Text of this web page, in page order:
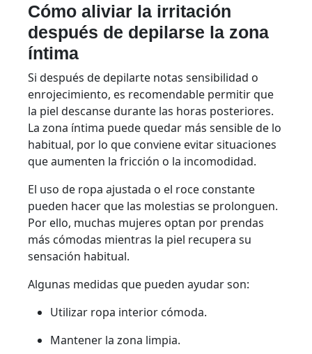
Cómo aliviar la irritación
después de depilarse la zona
íntima
Si después de depilarte notas sensibilidad o
enrojecimiento, es recomendable permitir que
la piel descanse durante las horas posteriores.
La zona íntima puede quedar más sensible de lo
habitual, por lo que conviene evitar situaciones
que aumenten la fricción o la incomodidad.
El uso de ropa ajustada o el roce constante
pueden hacer que las molestias se prolonguen.
Por ello, muchas mujeres optan por prendas
más cómodas mientras la piel recupera su
sensación habitual.
Algunas medidas que pueden ayudar son:
Utilizar ropa interior cómoda.
Mantener la zona limpia.